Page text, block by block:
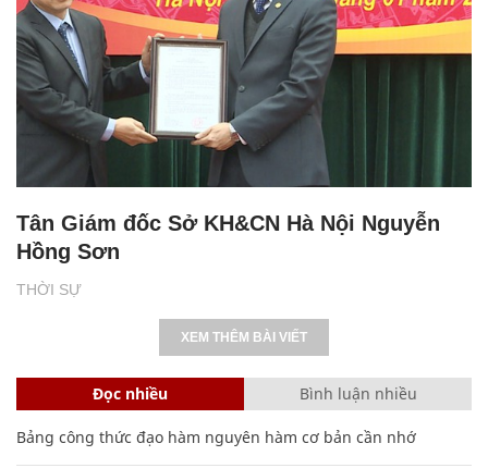
THỜI SỰ
Tân Giám đốc Sở KH&CN Hà Nội Nguyễn
Hồng Sơn
XEM THÊM BÀI VIẾT
Đọc nhiều Bình luận nhiều
Bảng công thức đạo hàm nguyên hàm cơ bản cần nhớ